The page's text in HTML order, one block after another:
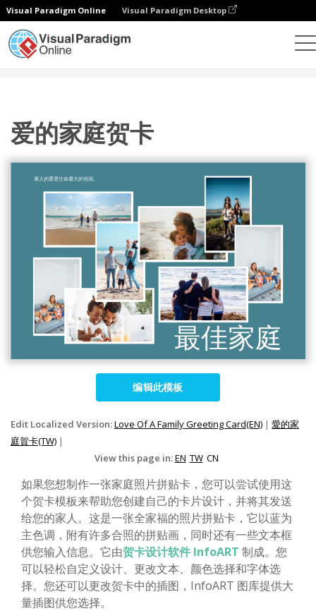
Visual Paradigm Online Visual Paradigm Desktop
爱的家庭贺卡
编辑此模板
Edit Localized Version:Love Of A Family Greeting Card(EN) | 愛的家
庭賀卡(TW) |
View this page in:EN TW CN
如果您想制作一张家庭照片拼贴卡，您可以尝试使用这
个贺卡模板来帮助您创建自己的卡片设计，并将其发送
给您的家人。这是一张全家福的照片拼贴卡，它以蓝为
主色调，附有许多合照的拼贴画，同时还有一些文本框
供您输入信息。它由贺卡设计软件 InfoART 制成。您
可以轻松自定义设计、更改文本、颜色选择和字体选
择。您还可以更改贺卡中的插图，InfoART 图库提供大
量插图供您选择。